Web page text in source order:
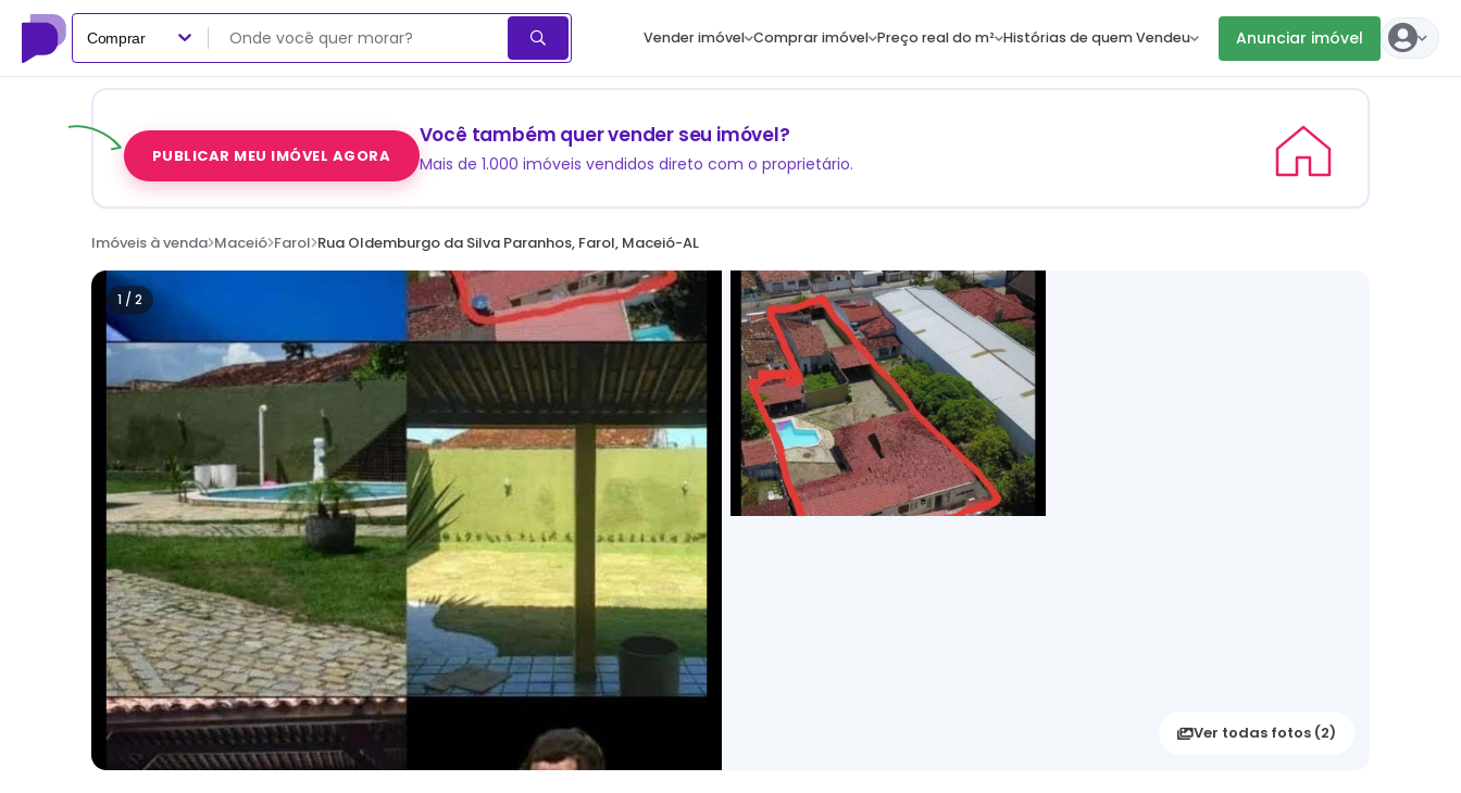
Comprar Vender imóvel Comprar imóvel Preço real do m² Histórias de quem Vendeu Anunciar imóvel
PUBLICAR MEU IMÓVEL AGORA
Você também quer vender seu imóvel?
Mais de 1.000 imóveis vendidos direto com o proprietário.
Imóveis à venda Maceió Farol Rua Oldemburgo da Silva Paranhos, Farol, Maceió-AL
1 / 2
Ver todas fotos (2)